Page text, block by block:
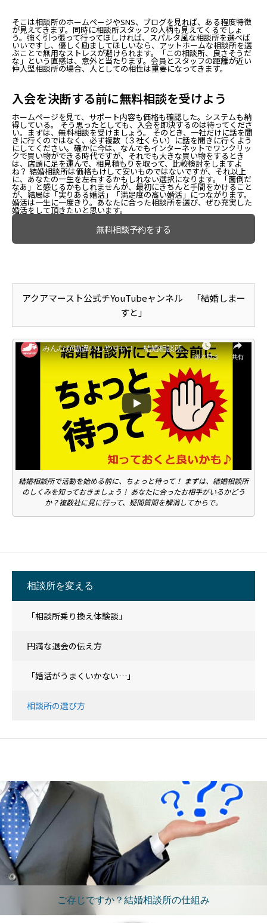
そこは相談所のホームページやSNS、ブログを見れば、ある程度特徴
が見えてきます。同時に相談所スタッフの人柄も見えてくるでしょ
う。強く引っ張って行ってほしければ、スパルタ風な相談所を選べば
いいですし、優しく励ましてほしいなら、アットホームな相談所を選
ぶことで無用なストレスが避けられます。「この相談所、良さそうだ
な」という直感は、意外と当たります。会員とスタッフの距離が近い
仲人型相談所の場合、人としての相性は重要になってきます。
入会を決断する前に無料相談を受けよう
ホームページを見て、サポート内容も価格も確認した。システムも納
得している。 そう思ったとしても、入会を即決するのは待ってくださ
い。まずは、無料相談を受けましょう。 そのとき、一社だけに話を聞
きに行くのではなく、必ず複数（３社くらい）に話を聞きに行くよう
にしてください。確かに今は、なんでもインターネットでワンクリッ
クで買い物ができる時代ですが、それでも大きな買い物をするとき
は、店頭に足を運んで、相見積もりを取って、比較検討をしますよ
ね？ 結婚相談所は価格もけして安いものではないですが、それ以上
に、あなたの一生を左右するかもしれない選択になります。「面倒だ
なあ」と感じるかもしれませんが、最初にきちんと手間をかけること
が、結局は「実りある婚活」「満足度の高い婚活」につながります。
婚活は一生に一度きり。あなたに合った相談所を選び、ぜひ充実した
婚活をして頂きたいと思います。
無料相談予約をする
アクアマースト公式チYouTubeャンネル 「結婚しまー
すと」
結婚相談所で活動を始める前に、ちょっと待って！ まずは、結婚相談所
のしくみを知っておきましょう！ あなたに合ったお相手がいるかどう
か？複数社に見に行って、疑問質問を解消してからで。
相談所を変える
「相談所乗り換え体験談」
円満な退会の伝え方
「婚活がうまくいかない…」
相談所の選び方
ご存じですか？結婚相談所の仕組み